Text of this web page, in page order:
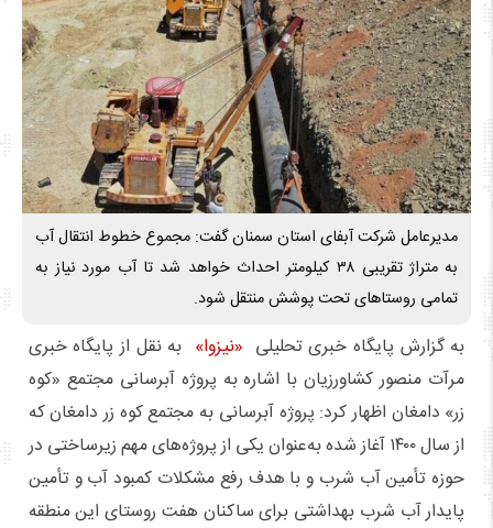
مدیرعامل شرکت آبفای استان سمنان گفت: مجموع خطوط انتقال آب
به متراژ تقریبی ۳۸ کیلومتر احداث خواهد شد تا آب مورد نیاز به
تمامی روستاهای تحت پوشش منتقل شود.
به گزارش پایگاه خبری تحلیلی «نیزوا» به نقل از پایگاه خبری
مرآت منصور کشاورزیان با اشاره به پروژه آبرسانی مجتمع «کوه
زر» دامغان اظهار کرد: پروژه آبرسانی به مجتمع کوه زر دامغان که
از سال ۱۴۰۰ آغاز شده به‌‌عنوان یکی از پروژه‌های مهم زیرساختی در
حوزه تأمین آب شرب و با هدف رفع مشکلات کمبود آب و تأمین
پایدار آب شرب بهداشتی برای ساکنان هفت روستای این منطقه